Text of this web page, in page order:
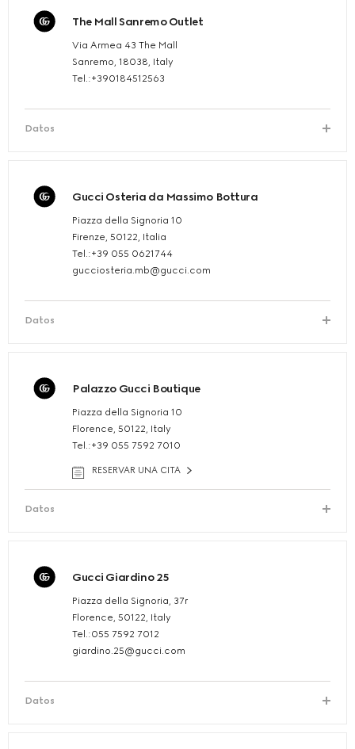
The Mall Sanremo Outlet
Via Armea 43 The Mall
Sanremo, 18038, Italy
Tel.:+390184512563
Datos
Gucci Osteria da Massimo Bottura
Piazza della Signoria 10
Firenze, 50122, Italia
Tel.:+39 055 0621744
gucciosteria.mb@gucci.com
Datos
Palazzo Gucci Boutique
Piazza della Signoria 10
Florence, 50122, Italy
Tel.:+39 055 7592 7010
RESERVAR UNA CITA
Datos
Gucci Giardino 25
Piazza della Signoria, 37r
Florence, 50122, Italy
Tel.:055 7592 7012
giardino.25@gucci.com
Datos